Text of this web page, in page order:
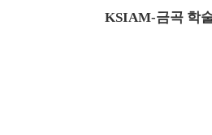
KSIAM-금곡 학